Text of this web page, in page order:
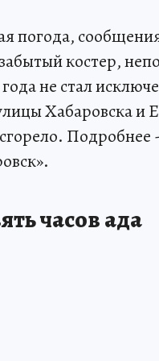
погода,
костер,
не стал
Хабаровска и
Подробнее
часов ада